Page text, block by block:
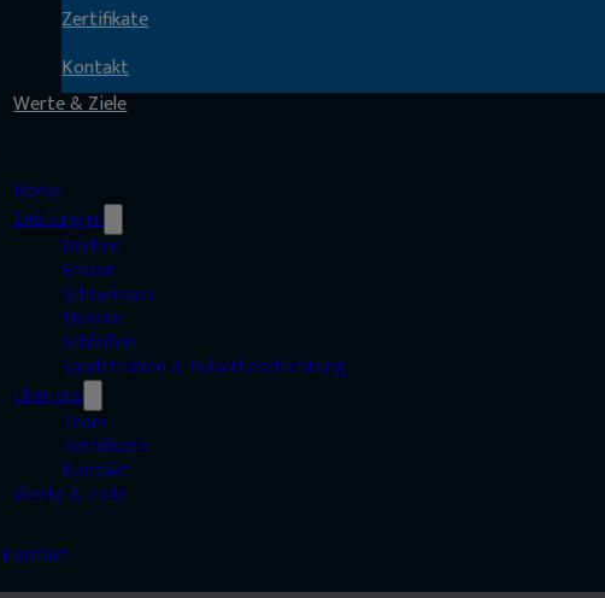
Zertifikate
Kontakt
Werte & Ziele
Home
Leistungen
Drehen
Fräsen
Schweissen
Messen
Schleifen
Sandstrahlen & Pulverbeschichtung
Über uns
Team
Zertifikate
Kontakt
Werte & Ziele
Kontakt